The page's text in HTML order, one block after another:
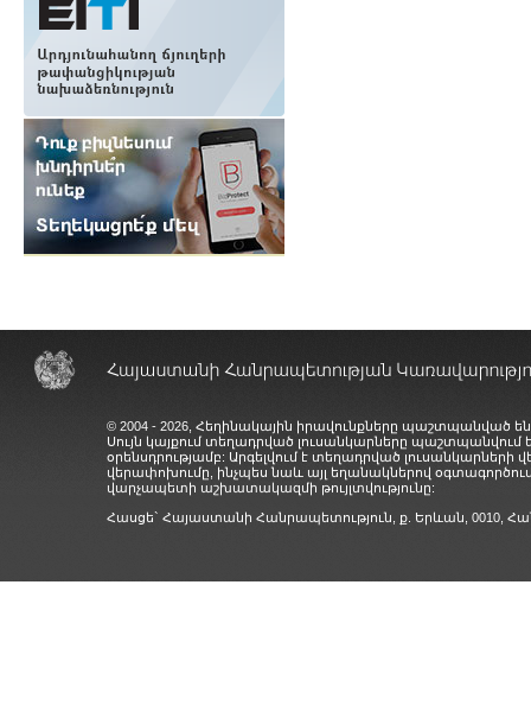
© 2004 - 2026, Հեղինակային իրավունքները պաշտպանված
Սույն կայքում տեղադրված լուսանկարները
օրենսդրությամբ: Արգելվում է տեղադրված
վերափոխումը, ինչպես նաև այլ եղանակներով
վարչապետի աշխատակազմի թույլտվությունը:
Հասցե` Հայաստանի Հանրապետություն, ք. Երևան, 0010,